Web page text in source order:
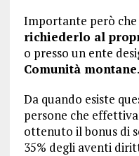
Importante però
richiederlo al
o presso un ente
Comunità montane.
Da quando esiste
persone che
ottenuto il bonus di
35% degli aventi